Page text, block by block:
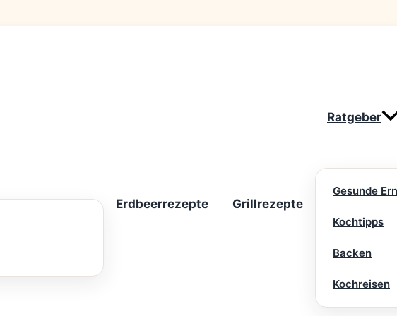
Erdbeerrezepte Grillrezepte
Ratgeber
Gesunde
Kochtipps
Backen
Kochreisen